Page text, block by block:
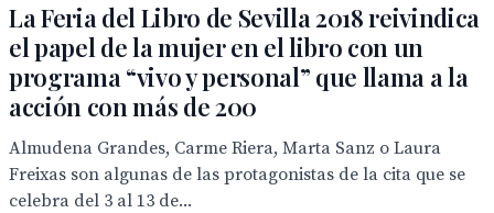
La Feria del Libro de Sevilla 2018 reivindica
el papel de la mujer en el libro con un
programa “vivo y personal” que llama a la
acción con más de 200
Almudena Grandes, Carme Riera, Marta Sanz o Laura
Freixas son algunas de las protagonistas de la cita que se
celebra del 3 al 13 de...